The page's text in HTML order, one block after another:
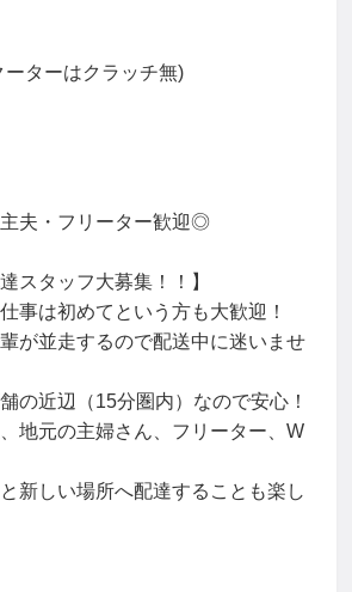
ーターはクラッチ無)
主夫・フリーター歓迎◎
スタッフ大募集！！】
事は初めてという方も大歓迎！
が並走するので配送中に迷いませ
の近辺（15分圏内）なので安心！
地元の主婦さん、フリーター、W
新しい場所へ配達することも楽し